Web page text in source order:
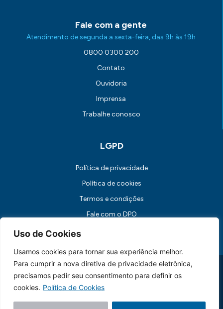
Uso de Cookies
Usamos cookies para tornar sua experiência melhor.
Para cumprir a nova diretiva de privacidade eletrônica,
precisamos pedir seu consentimento para definir os
cookies. Política de Cookies
Fale com a gente
Atendimento de segunda a sexta-feira, das 9h às 19h
0800 0300 200
Contato
Ouvidoria
Imprensa
Trabalhe conosco
LGPD
Política de privacidade
Política de cookies
Termos e condições
Fale com o DPO
Canal de Comunicação com os Titulares dos Dados
Universidade FUMEC: Rua Cobre, 200 Bairro Cruzeiro CEP: 30.310-
190 Belo Horizonte / MG
CNPJ: 17.253.253/0001-70
Feito essencialmente porLebbe.